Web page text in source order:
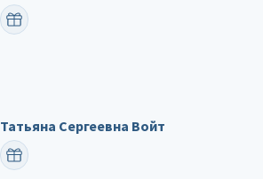
ПОЗДРАВИТЬ
Татьяна Сергеевна Войт
ПОЗДРАВИТЬ